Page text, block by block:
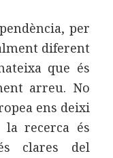
per
diferent
que és
arreu. No
ens deixi
recerca és
clares del